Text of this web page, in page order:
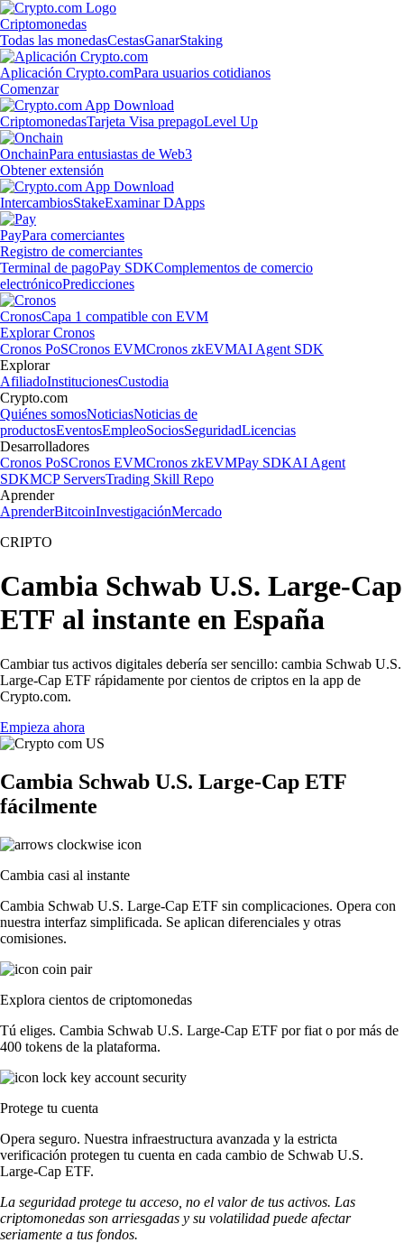
Criptomonedas
Todas las monedasCestasGanarStaking
Aplicación Crypto.comPara usuarios cotidianos
Comenzar
CriptomonedasTarjeta Visa prepagoLevel Up
OnchainPara entusiastas de Web3
Obtener extensión
IntercambiosStakeExaminar DApps
PayPara comerciantes
Registro de comerciantes
Terminal de pagoPay SDKComplementos de comercio
electrónicoPredicciones
CronosCapa 1 compatible con EVM
Explorar Cronos
Cronos PoSCronos EVMCronos zkEVMAI Agent SDK
Explorar
AfiliadoInstitucionesCustodia
Crypto.com
Quiénes somosNoticiasNoticias de
productosEventosEmpleoSociosSeguridadLicencias
Desarrolladores
Cronos PoSCronos EVMCronos zkEVMPay SDKAI Agent
SDKMCP ServersTrading Skill Repo
Aprender
AprenderBitcoinInvestigaciónMercado
CRIPTO
Cambia Schwab U.S. Large-Cap
ETF al instante en España
Cambiar tus activos digitales debería ser sencillo: cambia Schwab U.S.
Large-Cap ETF rápidamente por cientos de criptos en la app de
Crypto.com.
Empieza ahora
Cambia Schwab U.S. Large-Cap ETF
fácilmente
Cambia casi al instante
Cambia Schwab U.S. Large-Cap ETF sin complicaciones. Opera con
nuestra interfaz simplificada. Se aplican diferenciales y otras
comisiones.
Explora cientos de criptomonedas
Tú eliges. Cambia Schwab U.S. Large-Cap ETF por fiat o por más de
400 tokens de la plataforma.
Protege tu cuenta
Opera seguro. Nuestra infraestructura avanzada y la estricta
verificación protegen tu cuenta en cada cambio de Schwab U.S.
Large-Cap ETF.
La seguridad protege tu acceso, no el valor de tus activos. Las
criptomonedas son arriesgadas y su volatilidad puede afectar
seriamente a tus fondos.